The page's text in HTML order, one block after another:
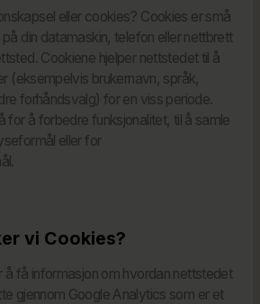
eller cookies? Cookies er små
din datamaskin, telefon eller nettbrett
Cookiene hjelper nettstedet til å
(eksempelvis brukernavn, språk,
forhåndsvalg) for en viss periode.
for å forbedre funksjonalitet, til å samle
eller for
vi Cookies?
å få informasjon om hvordan nettstedet
gjennom Google Analytics som er et